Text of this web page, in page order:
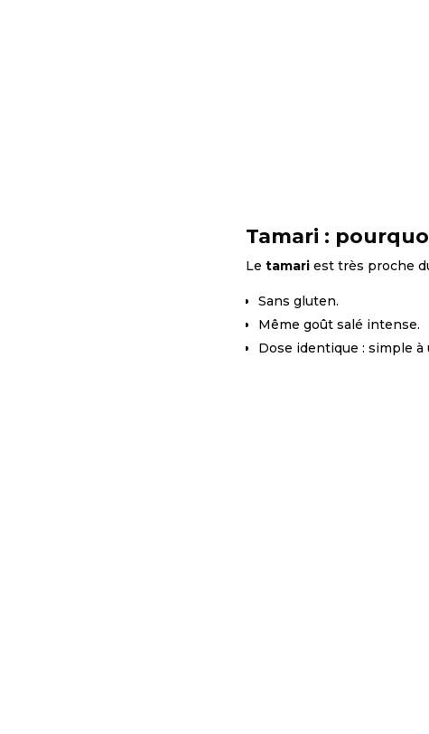
Tamari :
Le tamari est très proche
Sans gluten.
Même goût salé intense.
Dose identique : simple à